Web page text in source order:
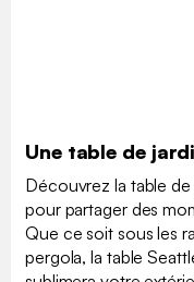
Une table de
Découvrez la table
pour partager des
Que ce soit sous les
pergola, la table